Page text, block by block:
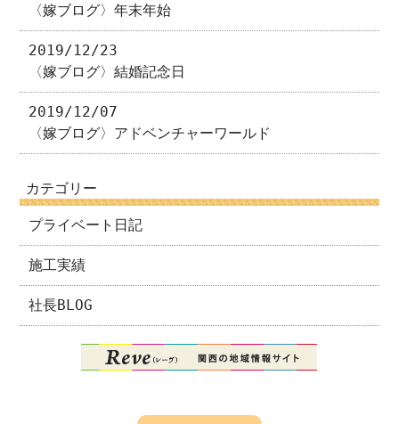
〈嫁ブログ〉年末年始
2019/12/23
〈嫁ブログ〉結婚記念日
2019/12/07
〈嫁ブログ〉アドベンチャーワールド
カテゴリー
プライベート日記
施工実績
社長BLOG